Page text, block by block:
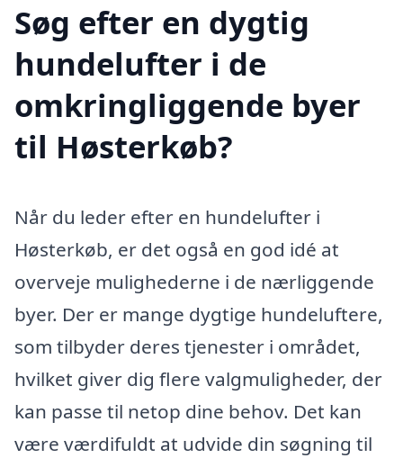
Søg efter en dygtig
hundelufter i de
omkringliggende byer
til Høsterkøb?
Når du leder efter en hundelufter i
Høsterkøb, er det også en god idé at
overveje mulighederne i de nærliggende
byer. Der er mange dygtige hundeluftere,
som tilbyder deres tjenester i området,
hvilket giver dig flere valgmuligheder, der
kan passe til netop dine behov. Det kan
være værdifuldt at udvide din søgning til